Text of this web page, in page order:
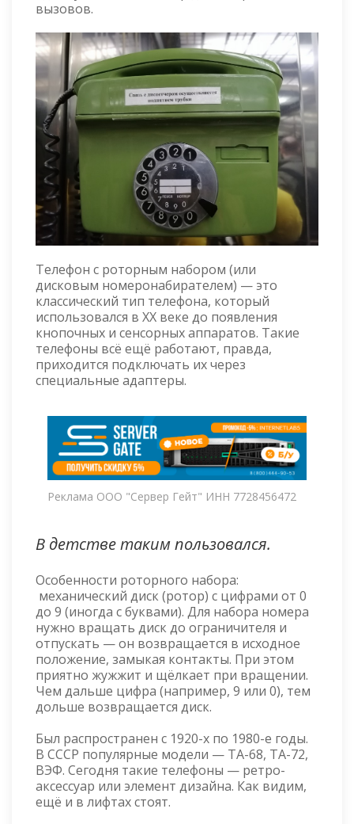
вызовов.
Телефон с роторным набором (или
дисковым номеронабирателем) — это
классический тип телефона, который
использовался в XX веке до появления
кнопочных и сенсорных аппаратов. Такие
телефоны всё ещё работают, правда,
приходится подключать их через
специальные адаптеры.
Реклама ООО "Сервер Гейт" ИНН 7728456472
В детстве таким пользовался.
Особенности роторного набора:
механический диск (ротор) с цифрами от 0
до 9 (иногда с буквами). Для набора номера
нужно вращать диск до ограничителя и
отпускать — он возвращается в исходное
положение, замыкая контакты. При этом
приятно жужжит и щёлкает при вращении.
Чем дальше цифра (например, 9 или 0), тем
дольше возвращается диск.
Был распространен с 1920-х по 1980-е годы.
В СССР популярные модели — ТА-68, ТА-72,
ВЭФ. Сегодня такие телефоны — ретро-
аксессуар или элемент дизайна. Как видим,
ещё и в лифтах стоят.